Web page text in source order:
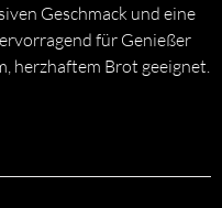
Geschmack und eine
für Genießer
herzhaftem Brot geeignet.